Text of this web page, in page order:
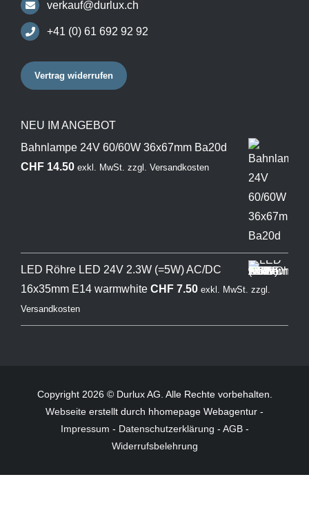
verkauf@durlux.ch
+41 (0) 61 692 92 92
Vertrag widerrufen
NEU IM ANGEBOT
Bahnlampe 24V 60/60W 36x67mm Ba20d
CHF14.50 exkl. MwSt. zzgl. Versandkosten
LED Röhre LED 24V 2.3W (=5W) AC/DC
16x35mm E14 warmwhite CHF7.50 exkl. MwSt. zzgl.
Versandkosten
Copyright 2026 © Durlux AG. Alle Rechte vorbehalten.
Webseite erstellt durch hhomepage Webagentur -
Impressum - Datenschutzerklärung - AGB-
Widerrufsbelehrung